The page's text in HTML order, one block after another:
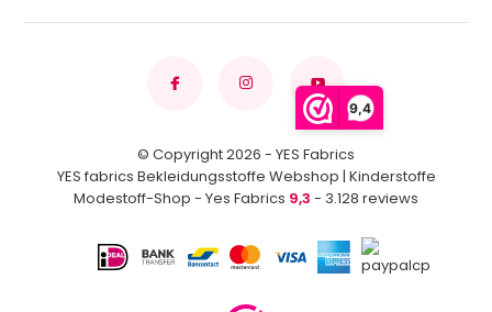
9,4
© Copyright 2026 - YES Fabrics
YES fabrics Bekleidungsstoffe Webshop | Kinderstoffe
Modestoff-Shop - Yes Fabrics 9,3 - 3.128 reviews